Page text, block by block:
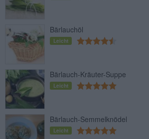
Bärlauchöl
Leicht
Bärlauch-Kräuter-Suppe
Leicht
Bärlauch-Semmelknödel
Leicht